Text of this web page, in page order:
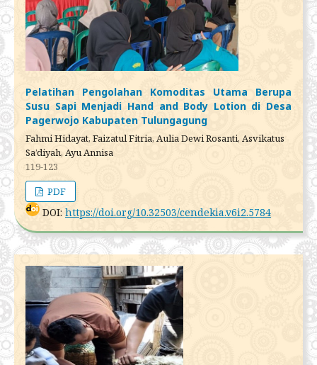
Pelatihan Pengolahan Komoditas Utama Berupa
Susu Sapi Menjadi Hand and Body Lotion di Desa
Pagerwojo Kabupaten Tulungagung
Fahmi Hidayat, Faizatul Fitria, Aulia Dewi Rosanti, Asvikatus
Sa’diyah, Ayu Annisa
119-123
PDF
DOI: https://doi.org/10.32503/cendekia.v6i2.5784